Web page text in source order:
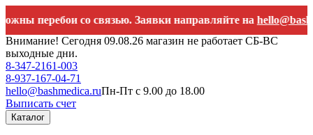
со связью. Заявки направляйте на
Внимание! Сегодня 09.08.26 магазин не работает СБ-ВС
выходные дни.
8-347-2161-003
8-937-167-04-71
hello@bashmedica.ruПн-Пт с 9.00 до 18.00
Выписать счет
Каталог